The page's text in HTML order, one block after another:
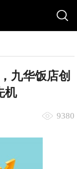
九华饭店创
机
9380